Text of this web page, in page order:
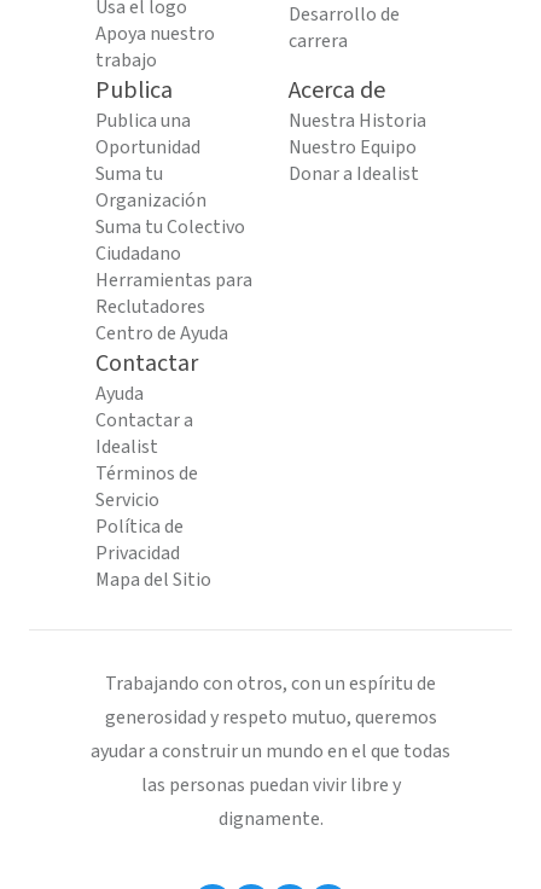
Usa el logo
Apoya nuestro
trabajo
Desarrollo de
carrera
Publica
Publica una
Oportunidad
Suma tu
Organización
Suma tu Colectivo
Ciudadano
Herramientas para
Reclutadores
Centro de Ayuda
Acerca de
Nuestra Historia
Nuestro Equipo
Donar a Idealist
Contactar
Ayuda
Contactar a
Idealist
Términos de
Servicio
Política de
Privacidad
Mapa del Sitio
Trabajando con otros, con un espíritu de
generosidad y respeto mutuo, queremos
ayudar a construir un mundo en el que todas
las personas puedan vivir libre y
dignamente.